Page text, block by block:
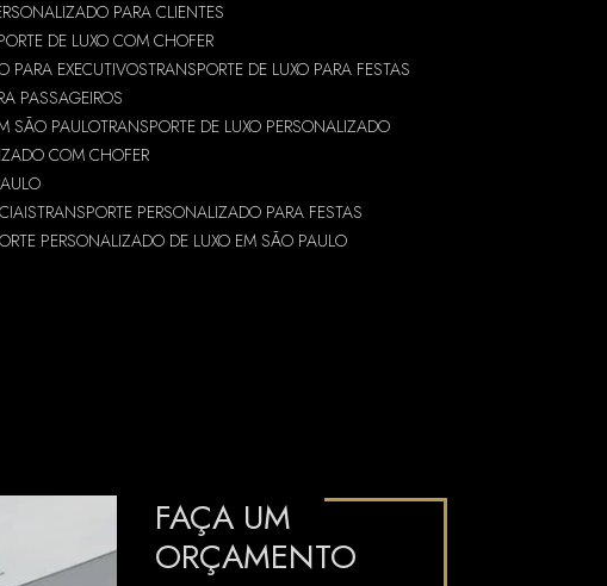
PARA CLIENTES
DE LUXO COM CHOFER
PARA EXECUTIVOSTRANSPORTE DE LUXO PARA FESTAS
PASSAGEIROS
SÃO PAULOTRANSPORTE DE LUXO PERSONALIZADO
COM CHOFER
TRANSPORTE PERSONALIZADO PARA FESTAS
PERSONALIZADO DE LUXO EM SÃO PAULO
FAÇA UM
ORÇAMENTO